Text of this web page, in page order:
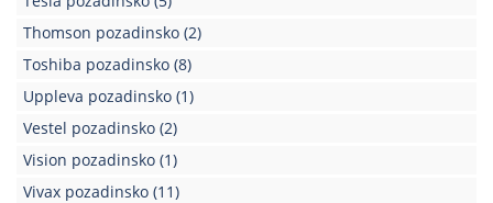
Thomson pozadinsko (2)
Toshiba pozadinsko (8)
Uppleva pozadinsko (1)
Vestel pozadinsko (2)
Vision pozadinsko (1)
Vivax pozadinsko (11)